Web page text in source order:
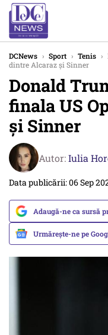
DCNews › Sport › Tenis ›
dintre Alcaraz și Sinner
Donald
finala US
și Sinner
Autor:Iulia
Data publicării: 06 Sep
Adaugă-ne ca sursă
Urmărește-ne pe